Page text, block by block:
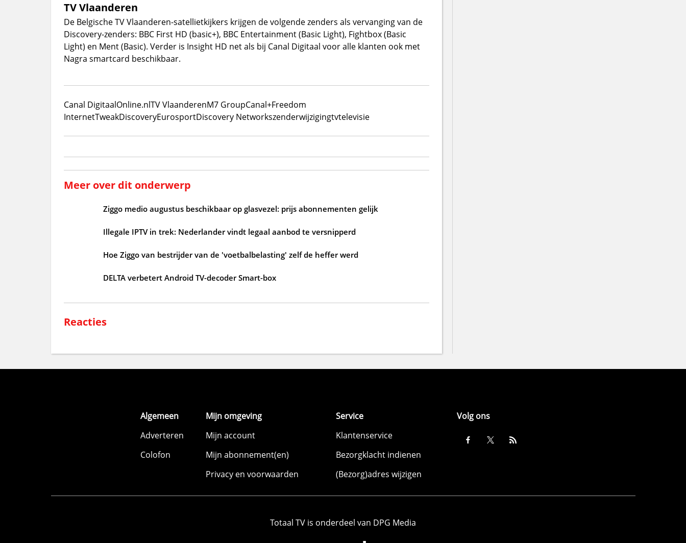
TV Vlaanderen
De Belgische TV Vlaanderen-satellietkijkers krijgen de volgende zenders als vervanging van de
Discovery-zenders: BBC First HD (basic+), BBC Entertainment (Basic Light), Fightbox (Basic
Light) en Ment (Basic). Verder is Insight HD net als bij Canal Digitaal voor alle klanten ook met
Nagra smartcard beschikbaar.
Canal DigitaalOnline.nlTV VlaanderenM7 GroupCanal+Freedom
InternetTweakDiscoveryEurosportDiscovery Networkszenderwijzigingtvtelevisie
Meer over dit onderwerp
Ziggo medio augustus beschikbaar op glasvezel: prijs abonnementen gelijk
Illegale IPTV in trek: Nederlander vindt legaal aanbod te versnipperd
Hoe Ziggo van bestrijder van de 'voetbalbelasting' zelf de heffer werd
DELTA verbetert Android TV-decoder Smart-box
Reacties
Algemeen
Adverteren
Colofon
Mijn omgeving
Mijn account
Mijn abonnement(en)
Privacy en voorwaarden
Service
Klantenservice
Bezorgklacht indienen
(Bezorg)adres wijzigen
Volg ons
Totaal TV is onderdeel van DPG Media